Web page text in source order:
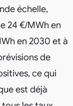
échelle,
24 €/MWh en
en 2030 et à
de
ce qui
est déjà